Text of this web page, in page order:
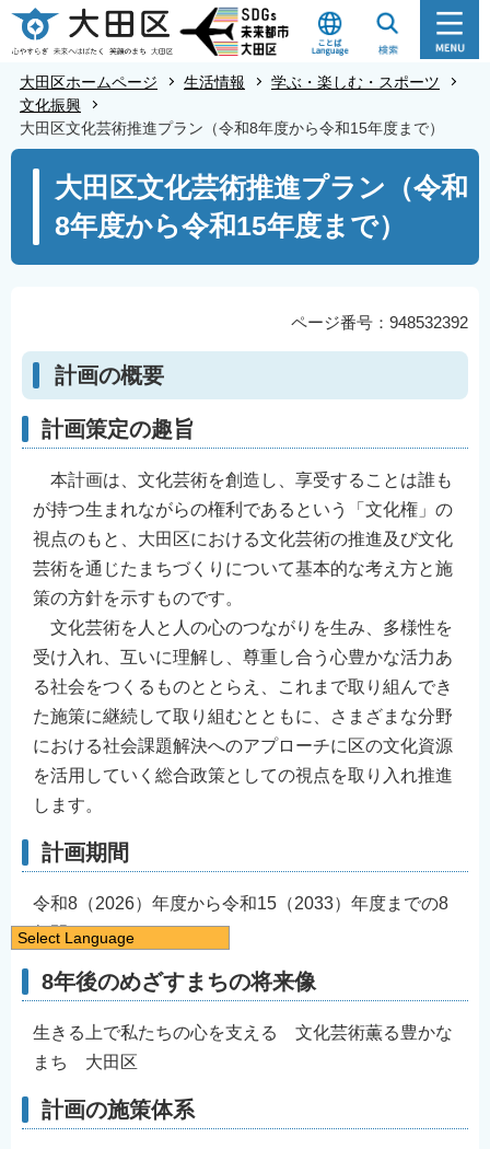
こ
の
の
大田区ホームページ 生活情報
学ぶ・楽しむ・スポーツ
文化振興
大田区文化芸術推進プラン（令和8年度から令和15年度まで）
大田区文化芸術推進プラン（令和
8年度から令和15年度まで）
ページ番号：948532392
計画の概要
計画策定の趣旨
本計画は、文化芸術を創造し、享受することは誰も
が持つ生まれながらの権利であるという「文化権」の
視点のもと、大田区における文化芸術の推進及び文化
芸術を通じたまちづくりについて基本的な考え方と施
策の方針を示すものです。
文化芸術を人と人の心のつながりを生み、多様性を
受け入れ、互いに理解し、尊重し合う心豊かな活力あ
る社会をつくるものととらえ、これまで取り組んでき
た施策に継続して取り組むとともに、さまざまな分野
における社会課題解決へのアプローチに区の文化資源
を活用していく総合政策としての視点を取り入れ推進
します。
計画期間
令和8（2026）年度から令和15（2033）年度までの8
年間
8年後のめざすまちの将来像
生きる上で私たちの心を支える 文化芸術薫る豊かな
まち 大田区
計画の施策体系
Select Language
日本語
English
简体中文
繁體中文
한국어